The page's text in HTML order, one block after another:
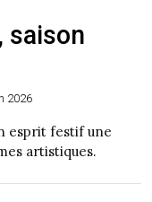
saison
2026
esprit festif une
artistiques.